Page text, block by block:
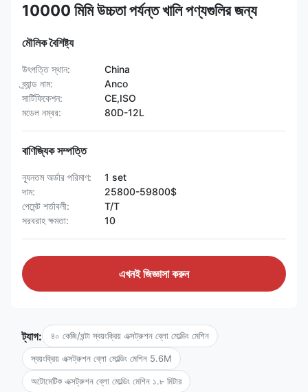
10000 মিমি উচ্চতা পর্যন্ত খালি পণ্যগুলির জন্য
মৌলিক বৈশিষ্ট্য
উৎপত্তি স্থান:
China
ব্র্যান্ড নাম:
Anco
সার্টিফিকেশন:
CE,ISO
মডেল নম্বর:
80D-12L
বাণিজ্যিক সম্পত্তি
ন্যূনতম অর্ডার পরিমাণ:
1 set
দাম:
25800-59800$
পেমেন্ট শর্তাবলী:
T/T
সরবরাহ ক্ষমতা:
10
এখনই জিজ্ঞাসা করুন
ট্যাগ: ৪০ কেজি/ঘন্টা স্বয়ংক্রিয় এক্সট্রুশন ব্লো মোল্ডিং মেশিন
স্বয়ংক্রিয় এক্সট্রুশন ব্লো মোল্ডিং মেশিন 5.6M
অটোমেটিক এক্সট্রুশন ব্লো মোল্ডিং মেশিন ১.৮ মিটার